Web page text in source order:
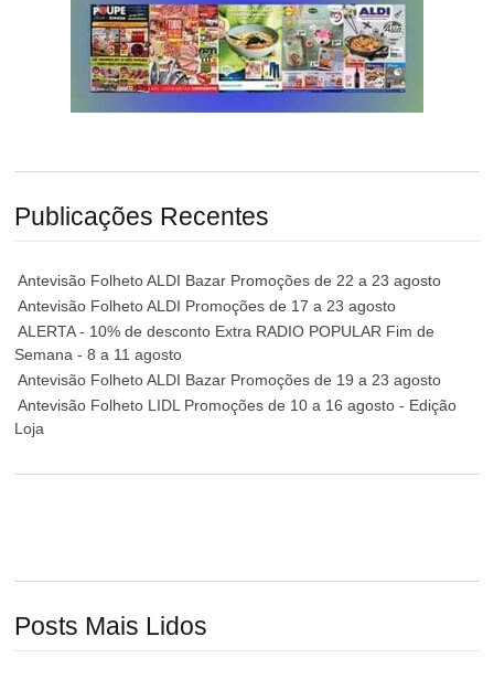
Publicações Recentes
Antevisão Folheto ALDI Bazar Promoções de 22 a 23 agosto
Antevisão Folheto ALDI Promoções de 17 a 23 agosto
ALERTA - 10% de desconto Extra RADIO POPULAR Fim de
Semana - 8 a 11 agosto
Antevisão Folheto ALDI Bazar Promoções de 19 a 23 agosto
Antevisão Folheto LIDL Promoções de 10 a 16 agosto - Edição
Loja
Posts Mais Lidos